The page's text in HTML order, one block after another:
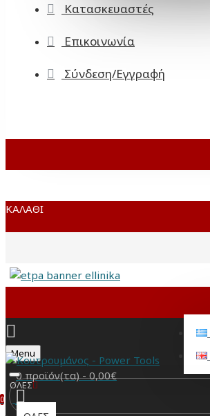
Κατασκευαστές
Επικοινωνία
Σύνδεση/Εγγραφή
ΚΑΛΆΘΙ
Menu
0 προϊόν(τα) - 0,00€
0
ΟΛΕΣ